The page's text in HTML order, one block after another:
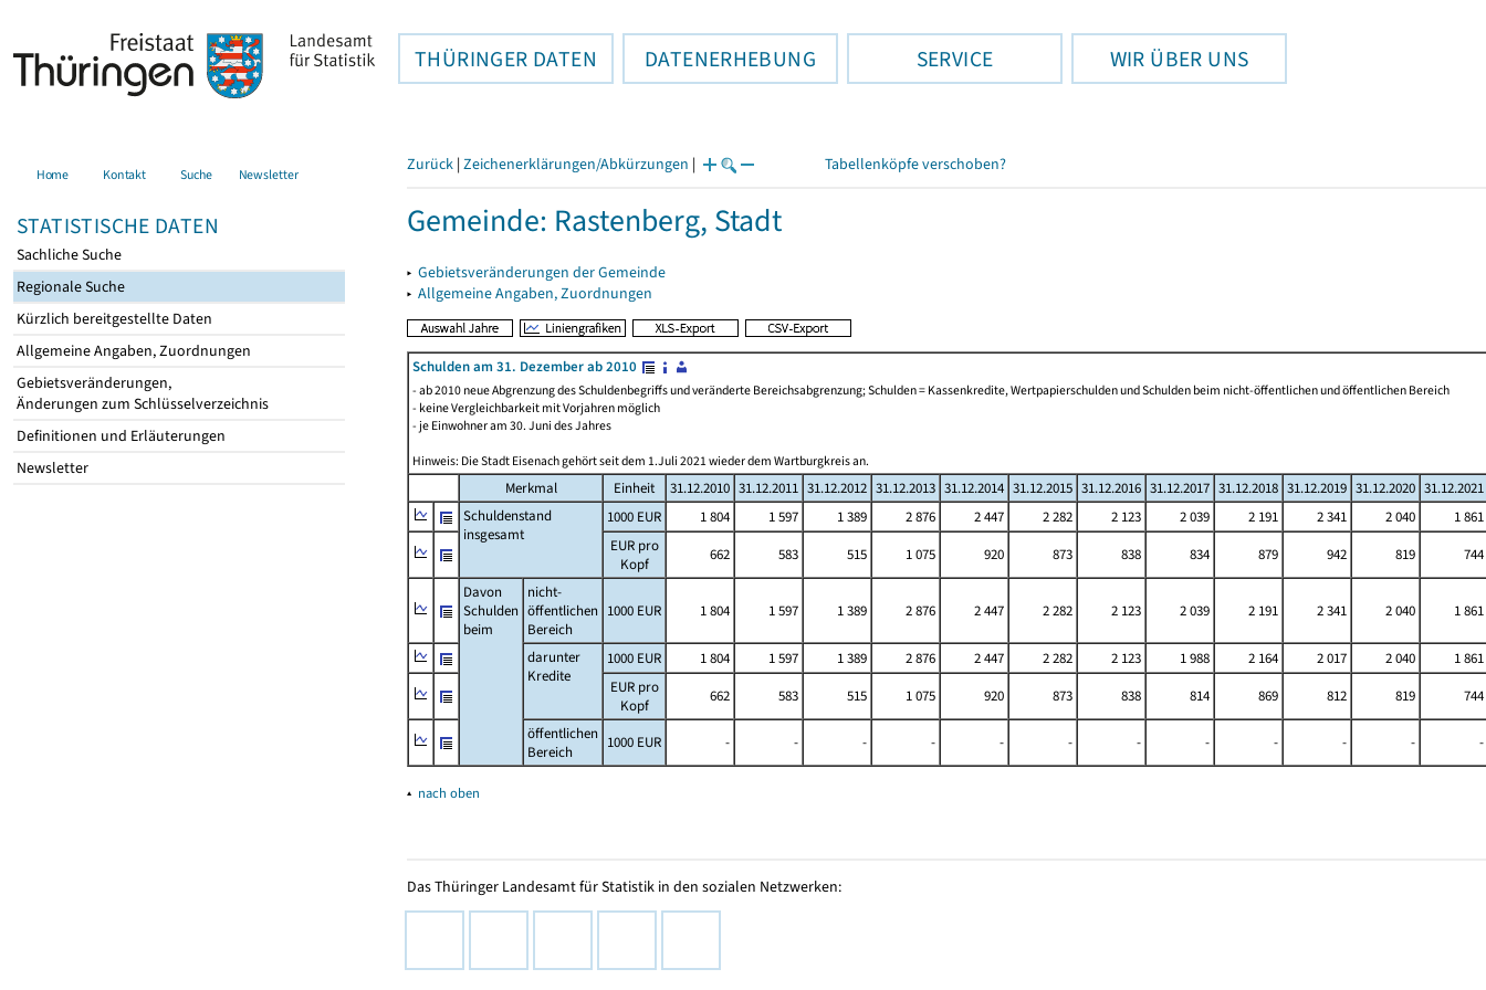
THÜRINGER DATEN DATENERHEBUNG SERVICE WIR ÜBER UNS
Home Kontakt Suche Newsletter
STATISTISCHE DATEN
Sachliche Suche
Regionale Suche
Kürzlich bereitgestellte Daten
Allgemeine Angaben, Zuordnungen
Gebietsveränderungen,
Änderungen zum Schlüsselverzeichnis
Definitionen und Erläuterungen
Newsletter
Zurück | Zeichenerklärungen/Abkürzungen | Tabellenköpfe verschoben?
Gemeinde: Rastenberg, Stadt
▸ Gebietsveränderungen der Gemeinde
▸ Allgemeine Angaben, Zuordnungen
Schulden am 31. Dezember ab 2010
- ab 2010 neue Abgrenzung des Schuldenbegriffs und veränderte Bereichsabgrenzung; Schulden = Kassenkredite, Wertpapierschulden und Schulden beim nicht-öffentlichen und öffentlichen Bereich
- keine Vergleichbarkeit mit Vorjahren möglich
- je Einwohner am 30. Juni des Jahres
Hinweis: Die Stadt Eisenach gehört seit dem 1.Juli 2021 wieder dem Wartburgkreis an.
Merkmal Einheit 31.12.2010 31.12.2011 31.12.2012 31.12.2013 31.12.2014 31.12.2015 31.12.2016 31.12.2017 31.12.2018 31.12.2019 31.12.2020 31.12.2021
Schuldenstand
insgesamt
1000 EUR 1 804 1 597 1 389 2 876 2 447 2 282 2 123 2 039 2 191 2 341 2 040
1 861
EUR pro
Kopf
662 583 515 1 075 920 873 838 834 879 942 819
744
Davon
Schulden
beim
nicht-
öffentlichen
Bereich
1000 EUR 1 804 1 597 1 389 2 876 2 447 2 282 2 123 2 039 2 191 2 341 2 040 1 861
darunter
Kredite
1000 EUR 1 804 1 597 1 389 2 876 2 447 2 282 2 123 1 988 2 164 2 017 2 040
1 861
EUR pro
Kopf
662 583 515 1 075 920 873 838 814 869 812 819
744
öffentlichen
Bereich
1000 EUR - - - - - - - - - - - -
▴ nach oben
Das Thüringer Landesamt für Statistik in den sozialen Netzwerken: